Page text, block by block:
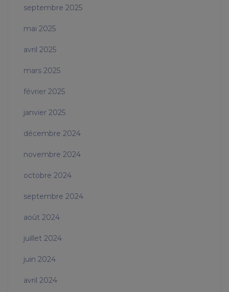
septembre 2025
mai 2025
avril 2025
mars 2025
février 2025
janvier 2025
décembre 2024
novembre 2024
octobre 2024
septembre 2024
août 2024
juillet 2024
juin 2024
avril 2024